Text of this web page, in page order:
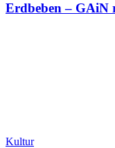
Erdbeben – GAiN
Kultur